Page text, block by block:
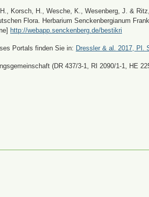
Korsch, H., Wesche, K., Wesenberg, J. &
Flora. Herbarium Senckenbergianum
http://webapp.senckenberg.de/bestikri
Portals finden Sie in: Dressler & al. 2017, Pl.
(DR 437/3-1, RI 2090/1-1, HE